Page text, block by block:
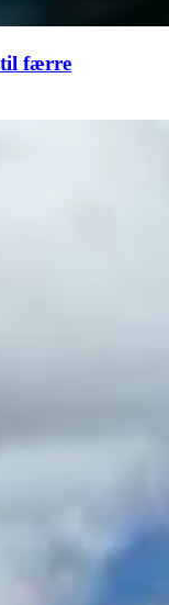
til færre